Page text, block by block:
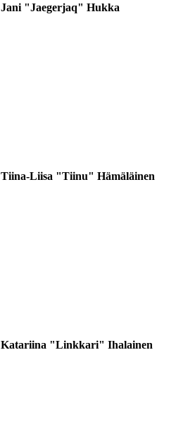
Jani "Jaegerjaq" Hukka
Tiina-Liisa "Tiinu" Hämäläinen
Katariina "Linkkari" Ihalainen